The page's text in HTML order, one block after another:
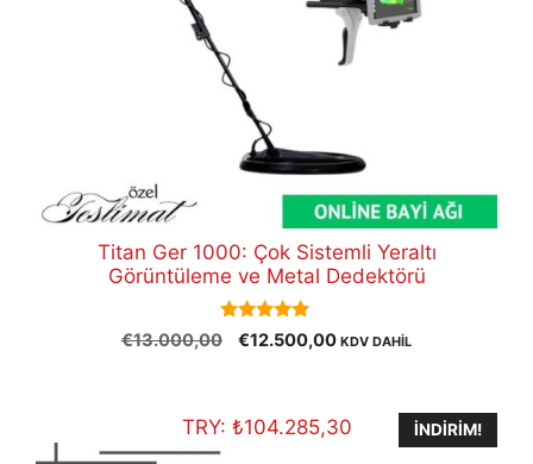
Titan Ger 1000: Çok Sistemli Yeraltı
Görüntüleme ve Metal Dedektörü
5.00
out of 5
€13.000,00
Orijinal
€12.500,00Şu
€12.500,00.
KDV DAHİL
TRY: ₺104.285,30 İNDIRIM!